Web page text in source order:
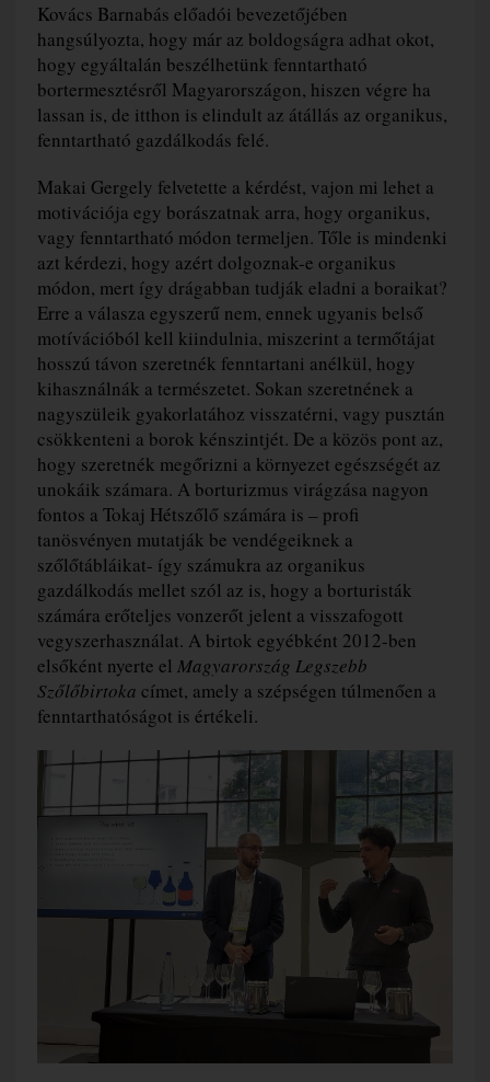
Kovács Barnabás előadói bevezetőjében
hangsúlyozta, hogy már az boldogságra adhat okot,
hogy egyáltalán beszélhetünk fenntartható
bortermesztésről Magyarországon, hiszen végre ha
lassan is, de itthon is elindult az átállás az organikus,
fenntartható gazdálkodás felé.
Makai Gergely felvetette a kérdést, vajon mi lehet a
motivációja egy borászatnak arra, hogy organikus,
vagy fenntartható módon termeljen. Tőle is mindenki
azt kérdezi, hogy azért dolgoznak-e organikus
módon, mert így drágabban tudják eladni a boraikat?
Erre a válasza egyszerű nem, ennek ugyanis belső
motívációból kell kiindulnia, miszerint a termőtájat
hosszú távon szeretnék fenntartani anélkül, hogy
kihasználnák a természetet. Sokan szeretnének a
nagyszüleik gyakorlatához visszatérni, vagy pusztán
csökkenteni a borok kénszintjét. De a közös pont az,
hogy szeretnék megőrizni a környezet egészségét az
unokáik számara. A borturizmus virágzása nagyon
fontos a Tokaj Hétszőlő számára is – profi
tanösvényen mutatják be vendégeiknek a
szőlőtábláikat- így számukra az organikus
gazdálkodás mellet szól az is, hogy a borturisták
számára erőteljes vonzerőt jelent a visszafogott
vegyszerhasználat. A birtok egyébként 2012-ben
elsőként nyerte el Magyarország Legszebb
Szőlőbirtoka címet, amely a szépségen túlmenően a
fenntarthatóságot is értékeli.